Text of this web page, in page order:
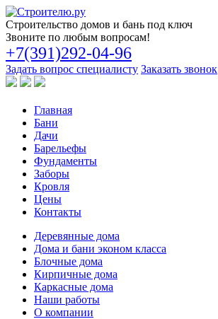
Строительство домов и бань под ключ
Звоните по любым вопросам!
+7(391)292-04-96
Задать вопрос специалисту Заказать звонок
Главная
Бани
Дачи
Барельефы
Фундаменты
Заборы
Кровля
Цены
Контакты
Деревянные дома
Дома и бани эконом класса
Блочные дома
Кирпичные дома
Каркасные дома
Наши работы
О компании